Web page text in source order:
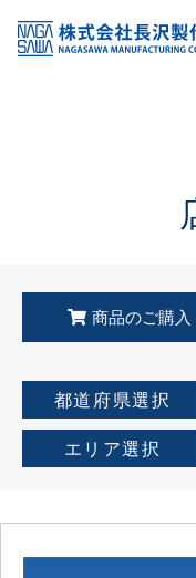
KSS加盟店・取扱店情報
店舗一覧
商品のご購入
都道府県選択
エリア選択